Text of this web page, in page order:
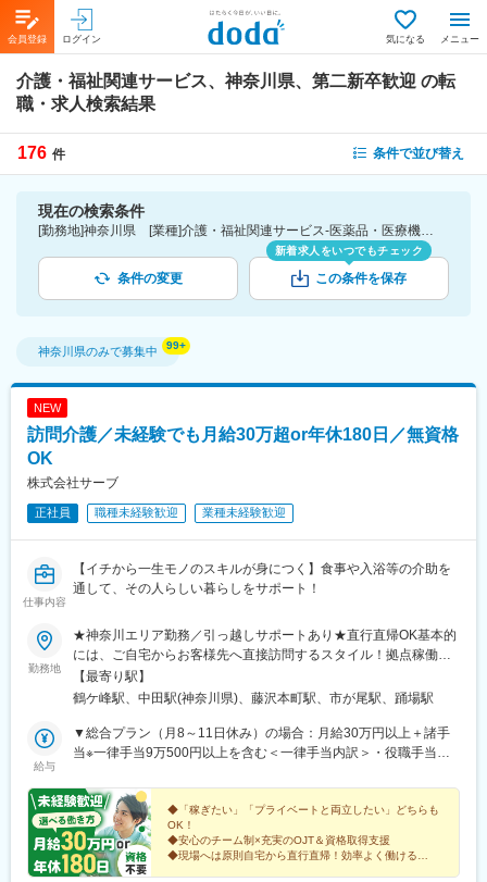
会員登録 ログイン 気になる メニュー
介護・福祉関連サービス、神奈川県、第二新卒歓迎 の転
職・求人検索結果
176 件 条件で並び替え
現在の検索条件
[勤務地]神奈川県 [業種]介護・福祉関連サービス-医薬品・医療機器・ライフサイエンス・医療系サービス [詳細条件](募集・採用情報)第二新卒歓迎
条件の変更
新着求人をいつでもチェック
この条件を保存
神奈川県のみで募集中
NEW
訪問介護／未経験でも月給30万超or年休180日／無資格
OK
株式会社サーブ
正社員 職種未経験歓迎 業種未経験歓迎
仕事内容
【イチから一生モノのスキルが身につく】食事や入浴等の介助を
通して、その人らしい暮らしをサポート！
勤務地
★神奈川エリア勤務／引っ越しサポートあり★直行直帰OK基本的
には、ご自宅からお客様先へ直接訪問するスタイル！拠点稼働の
場合は、下記での勤務が中心です。【鶴ヶ峰本店】横浜市旭区今
川町2-14 キャッスルマンション鶴ヶ峰A棟101【中田支店】横浜
4丁目1-21 本町ドミール107【市ケ尾支店】横浜市青葉区市ヶ尾町
1168-1 カーサー・ウチノ205号室
【最寄り駅】
鶴ケ峰駅、中田駅(神奈川県)、藤沢本町駅、市が尾駅、踊場駅
給与
▼総合プラン（月8～11日休み）の場合：月給30万円以上＋諸手
当※一律手当9万500円以上を含む＜一律手当内訳＞・役職手当
～5000円）・通信手当（3000円）・住宅手当（2万円/規定有）・
健康増進手当（1万3000円）・技能手当（3000円～1万円）※試用
期間後より支給・処遇改善手当（4万5000円）※試用期間後より支
給＜試用期間時＞月給23万7500円以上※一律手当4万2500円以上
含む▼年休180日プラン（月14～15日休み）の場合：月給24万
◆「稼ぎたい」「プライベートと両立したい」どちらも
OK！
◆安心のチーム制×充実のOJT＆資格取得支援
◆現場へは原則自宅から直行直帰！効率よく働ける